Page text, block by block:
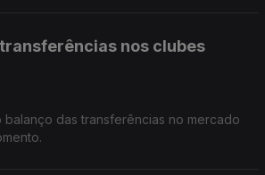
nos clubes
das transferências no mercado